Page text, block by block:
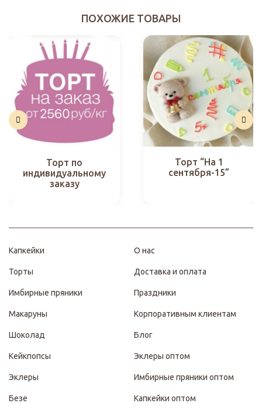
ПОХОЖИЕ ТОВАРЫ
Торт по
индивидуальному
заказу
Торт “На 1
сентября-15”
Капкейки
Торты
Имбирные пряники
Макаруны
Шоколад
Кейкпопсы
Эклеры
Безе
О нас
Доставка и оплата
Праздники
Корпоративным клиентам
Блог
Эклеры оптом
Имбирные пряники оптом
Капкейки оптом